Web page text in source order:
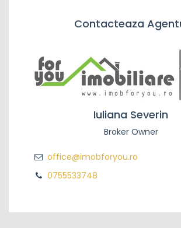
Contacteaza
Iuliana Severin
Broker Owner
office@imobforyou.ro
0755533748